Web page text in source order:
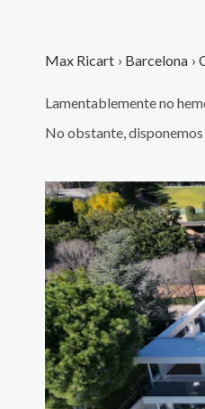
Max Ricart › Barcelona ›
Lamentablemente no
No obstante,